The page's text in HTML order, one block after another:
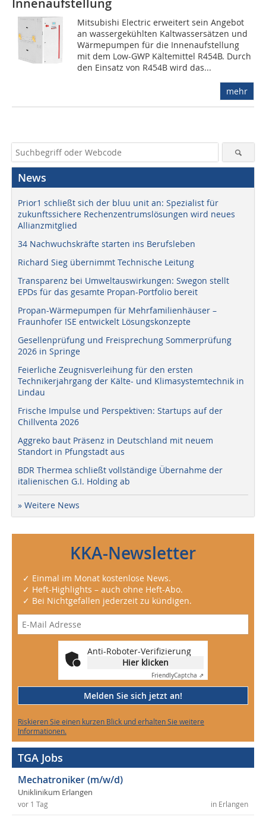
Innenaufstellung
Mitsubishi Electric erweitert sein Angebot
an wassergekühlten Kaltwassersätzen und
Wärmepumpen für die Innenaufstellung
mit dem Low-GWP Kältemittel R454B. Durch
den Einsatz von R454B wird das...
mehr
News
Prior1 schließt sich der bluu unit an: Spezialist für
zukunftssichere Rechenzentrumslösungen wird neues
Allianzmitglied
34 Nachwuchskräfte starten ins Berufsleben
Richard Sieg übernimmt Technische Leitung
Transparenz bei Umweltauswirkungen: Swegon stellt
EPDs für das gesamte Propan-Portfolio bereit
Propan-Wärmepumpen für Mehrfamilienhäuser –
Fraunhofer ISE entwickelt Lösungskonzepte
Gesellenprüfung und Freisprechung Sommerprüfung
2026 in Springe
Feierliche Zeugnisverleihung für den ersten
Technikerjahrgang der Kälte- und Klimasystemtechnik in
Lindau
Frische Impulse und Perspektiven: Startups auf der
Chillventa 2026
Aggreko baut Präsenz in Deutschland mit neuem
Standort in Pfungstadt aus
BDR Thermea schließt vollständige Übernahme der
italienischen G.I. Holding ab
» Weitere News
KKA-Newsletter
✓ Einmal im Monat kostenlose News.
✓ Heft-Highlights – auch ohne Heft-Abo.
✓ Bei Nichtgefallen jederzeit zu kündigen.
Anti-Roboter-Verifizierung
Hier klicken
FriendlyCaptcha ⇗
Melden Sie sich jetzt an!
Riskieren Sie einen kurzen Blick und erhalten Sie weitere
Informationen.
TGA Jobs
Mechatroniker (m/w/d)
Uniklinikum Erlangen
in Erlangen
vor 1 Tag